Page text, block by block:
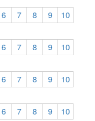
6 7 8 9
10
6 7 8 9
10
6 7 8 9
10
6 7 8 9
10